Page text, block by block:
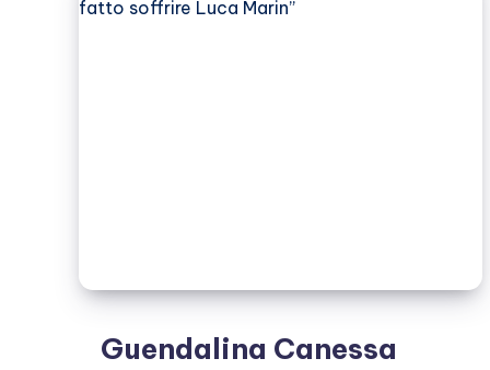
Guendalina Canessa